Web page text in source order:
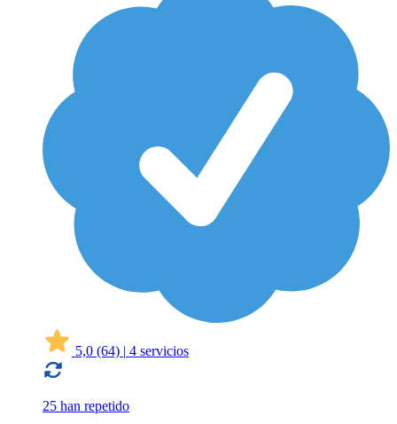
5,0 (64) | 4 servicios
25 han repetido